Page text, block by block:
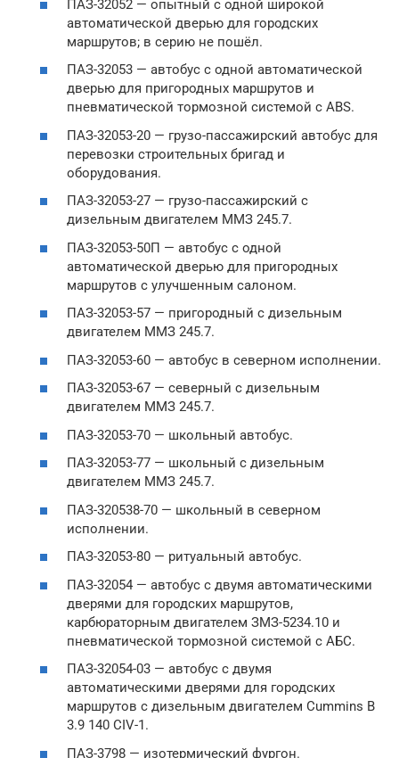
ПАЗ-32052 — опытный с одной широкой
автоматической дверью для городских
маршрутов; в серию не пошёл.
ПАЗ-32053 — автобус с одной автоматической
дверью для пригородных маршрутов и
пневматической тормозной системой с ABS.
ПАЗ-32053-20 — грузо-пассажирский автобус для
перевозки строительных бригад и
оборудования.
ПАЗ-32053-27 — грузо-пассажирский с
дизельным двигателем ММЗ 245.7.
ПАЗ-32053-50П — автобус с одной
автоматической дверью для пригородных
маршрутов с улучшенным салоном.
ПАЗ-32053-57 — пригородный с дизельным
двигателем ММЗ 245.7.
ПАЗ-32053-60 — автобус в северном исполнении.
ПАЗ-32053-67 — северный с дизельным
двигателем ММЗ 245.7.
ПАЗ-32053-70 — школьный автобус.
ПАЗ-32053-77 — школьный с дизельным
двигателем ММЗ 245.7.
ПАЗ-320538-70 — школьный в северном
исполнении.
ПАЗ-32053-80 — ритуальный автобус.
ПАЗ-32054 — автобус с двумя автоматическими
дверями для городских маршрутов,
карбюраторным двигателем ЗМЗ-5234.10 и
пневматической тормозной системой с АБС.
ПАЗ-32054-03 — автобус с двумя
автоматическими дверями для городских
маршрутов с дизельным двигателем Cummins B
3.9 140 CIV-1.
ПАЗ-3798 — изотермический фургон.